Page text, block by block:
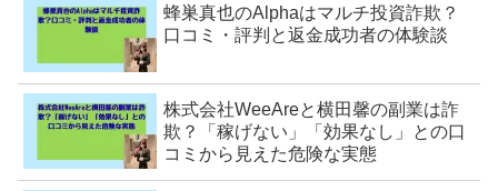
蜂巣真也のAlphaはマルチ投資詐欺？
口コミ・評判と返金成功者の体験談
株式会社WeeAreと横田馨の副業は詐
欺？「稼げない」「効果なし」との口
コミから見えた危険な実態